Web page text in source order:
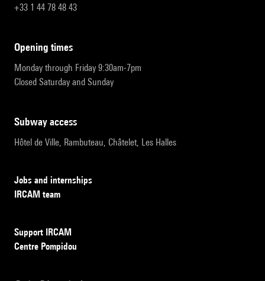
+33 1 44 78 48 43
opening times
Monday through Friday 9:30am-7pm
Closed Saturday and Sunday
subway access
Hôtel de Ville, Rambuteau, Châtelet, Les Halles
Jobs and internships
IRCAM team
Support IRCAM
Centre Pompidou